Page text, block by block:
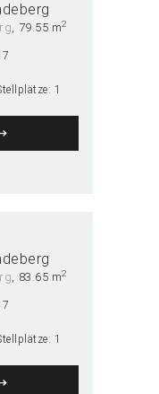
79.55 m2
1
83.65 m2
1